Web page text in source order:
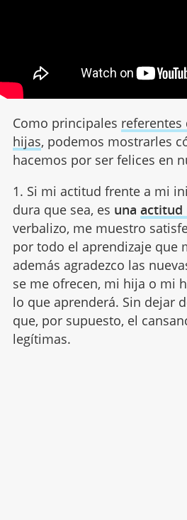
Como principales referentes
hijas, podemos mostrarles
hacemos por ser felices en
1. Si mi actitud frente a mi
dura que sea, es una actitud
verbalizo, me muestro
por todo el aprendizaje que
además agradezco las
se me ofrecen, mi hija o mi
lo que aprenderá. Sin dejar
que, por supuesto, el
legítimas.